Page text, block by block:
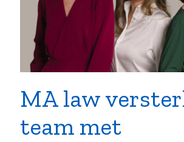
MA law
team met